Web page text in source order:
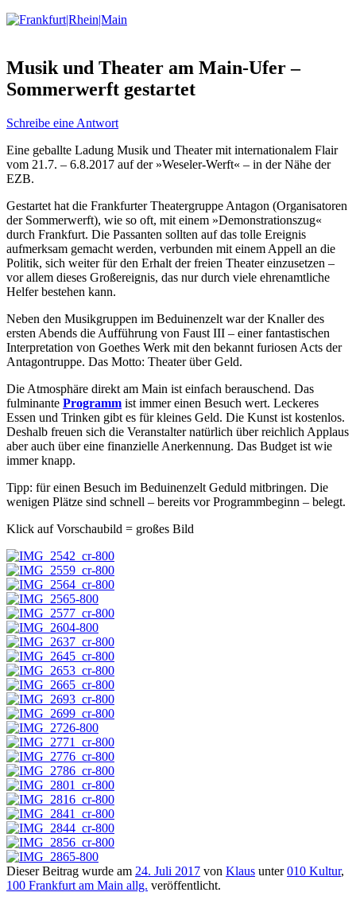
Musik und Theater am Main-Ufer –
Sommerwerft gestartet
Schreibe eine Antwort
Eine geballte Ladung Musik und Theater mit internationalem Flair
vom 21.7. – 6.8.2017 auf der »Weseler-Werft« – in der Nähe der
EZB.
Gestartet hat die Frankfurter Theatergruppe Antagon (Organisatoren
der Sommerwerft), wie so oft, mit einem »Demonstrationszug«
durch Frankfurt. Die Passanten sollten auf das tolle Ereignis
aufmerksam gemacht werden, verbunden mit einem Appell an die
Politik, sich weiter für den Erhalt der freien Theater einzusetzen –
vor allem dieses Großereignis, das nur durch viele ehrenamtliche
Helfer bestehen kann.
Neben den Musikgruppen im Beduinenzelt war der Knaller des
ersten Abends die Aufführung von Faust III – einer fantastischen
Interpretation von Goethes Werk mit den bekannt furiosen Acts der
Antagontruppe. Das Motto: Theater über Geld.
Die Atmosphäre direkt am Main ist einfach berauschend. Das
fulminante Programm ist immer einen Besuch wert. Leckeres
Essen und Trinken gibt es für kleines Geld. Die Kunst ist kostenlos.
Deshalb freuen sich die Veranstalter natürlich über reichlich Applaus
aber auch über eine finanzielle Anerkennung. Das Budget ist wie
immer knapp.
Tipp: für einen Besuch im Beduinenzelt Geduld mitbringen. Die
wenigen Plätze sind schnell – bereits vor Programmbeginn – belegt.
Klick auf Vorschaubild = großes Bild
Dieser Beitrag wurde am 24. Juli 2017 von Klaus unter010 Kultur,
100 Frankfurt am Main allg. veröffentlicht.